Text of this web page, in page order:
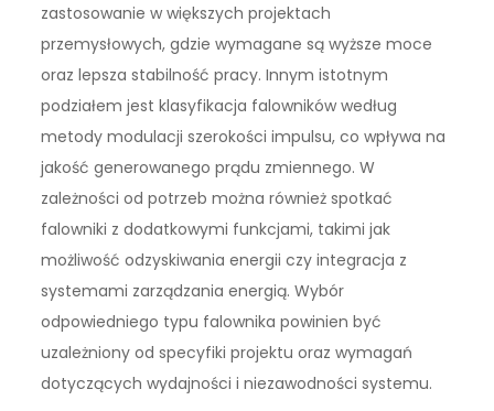
zastosowanie w większych projektach
przemysłowych, gdzie wymagane są wyższe moce
oraz lepsza stabilność pracy. Innym istotnym
podziałem jest klasyfikacja falowników według
metody modulacji szerokości impulsu, co wpływa na
jakość generowanego prądu zmiennego. W
zależności od potrzeb można również spotkać
falowniki z dodatkowymi funkcjami, takimi jak
możliwość odzyskiwania energii czy integracja z
systemami zarządzania energią. Wybór
odpowiedniego typu falownika powinien być
uzależniony od specyfiki projektu oraz wymagań
dotyczących wydajności i niezawodności systemu.